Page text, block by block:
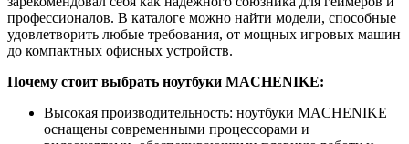
профессионалов. В каталоге можно найти модели, способные
удовлетворить любые требования, от мощных игровых машин
до компактных офисных устройств.
Почему стоит выбрать ноутбуки MACHENIKE:
Высокая производительность: ноутбуки MACHENIKE
оснащены современными процессорами и